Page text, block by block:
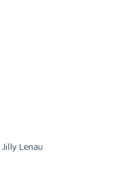
Lenau